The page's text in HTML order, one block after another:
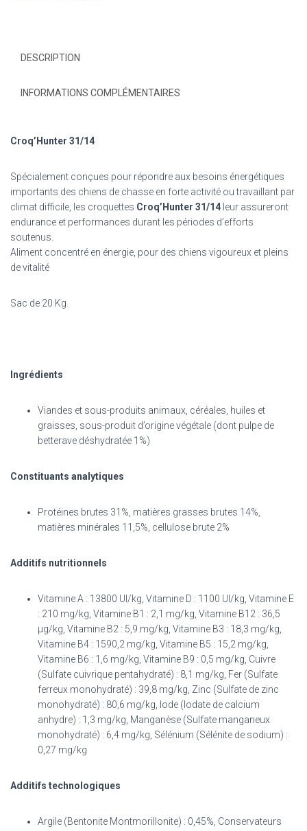
DESCRIPTION
INFORMATIONS COMPLÉMENTAIRES
Croq’Hunter 31/14
Spécialement conçues pour répondre aux besoins énergétiques
importants des chiens de chasse en forte activité ou travaillant par
climat difficile, les croquettes Croq’Hunter 31/14 leur assureront
endurance et performances durant les périodes d’efforts
soutenus.
Aliment concentré en énergie, pour des chiens vigoureux et pleins
de vitalité
Sac de 20 Kg.
Ingrédients
Viandes et sous-produits animaux, céréales, huiles et
graisses, sous-produit d’origine végétale (dont pulpe de
betterave déshydratée 1%)
Constituants analytiques
Protéines brutes 31%, matières grasses brutes 14%,
matières minérales 11,5%, cellulose brute 2%
Additifs nutritionnels
Vitamine A : 13800 UI/kg, Vitamine D : 1100 UI/kg, Vitamine E
: 210 mg/kg, Vitamine B1 : 2,1 mg/kg, Vitamine B12 : 36,5
µg/kg, Vitamine B2 : 5,9 mg/kg, Vitamine B3 : 18,3 mg/kg,
Vitamine B4 : 1590,2 mg/kg, Vitamine B5 : 15,2 mg/kg,
Vitamine B6 : 1,6 mg/kg, Vitamine B9 : 0,5 mg/kg, Cuivre
(Sulfate cuivrique pentahydraté) : 8,1 mg/kg, Fer (Sulfate
ferreux monohydraté) : 39,8 mg/kg, Zinc (Sulfate de zinc
monohydraté) : 80,6 mg/kg, Iode (Iodate de calcium
anhydre) : 1,3 mg/kg, Manganèse (Sulfate manganeux
monohydraté) : 6,4 mg/kg, Sélénium (Sélénite de sodium) :
0,27 mg/kg
Additifs technologiques
Argile (Bentonite Montmorillonite) : 0,45%, Conservateurs